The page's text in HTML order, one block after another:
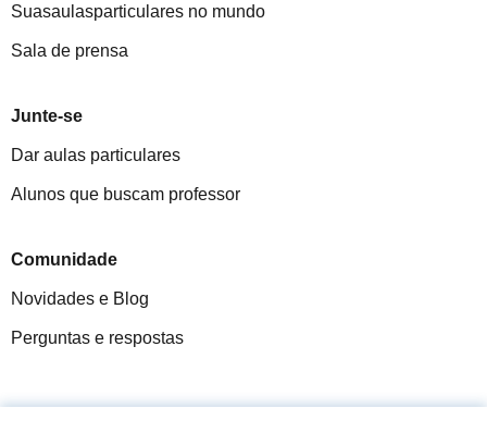
Suasaulasparticulares no mundo
Sala de prensa
Junte-se
Dar aulas particulares
Alunos que buscam professor
Comunidade
Novidades e Blog
Perguntas e respostas